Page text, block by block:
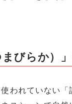
まびらか）
われていない